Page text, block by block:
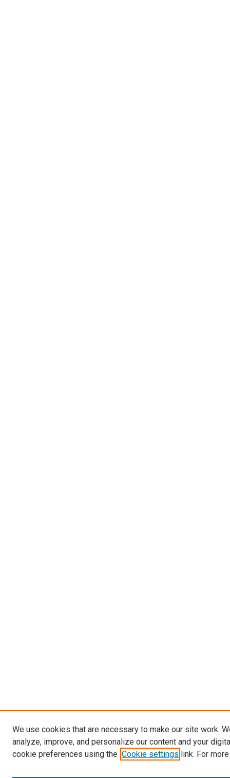
We use cookies that are necessary to make our site work.
analyze, improve, and personalize our content and your
cookie preferences using the Cookie settings link. For